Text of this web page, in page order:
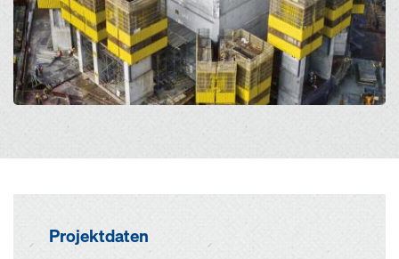
Projektdaten